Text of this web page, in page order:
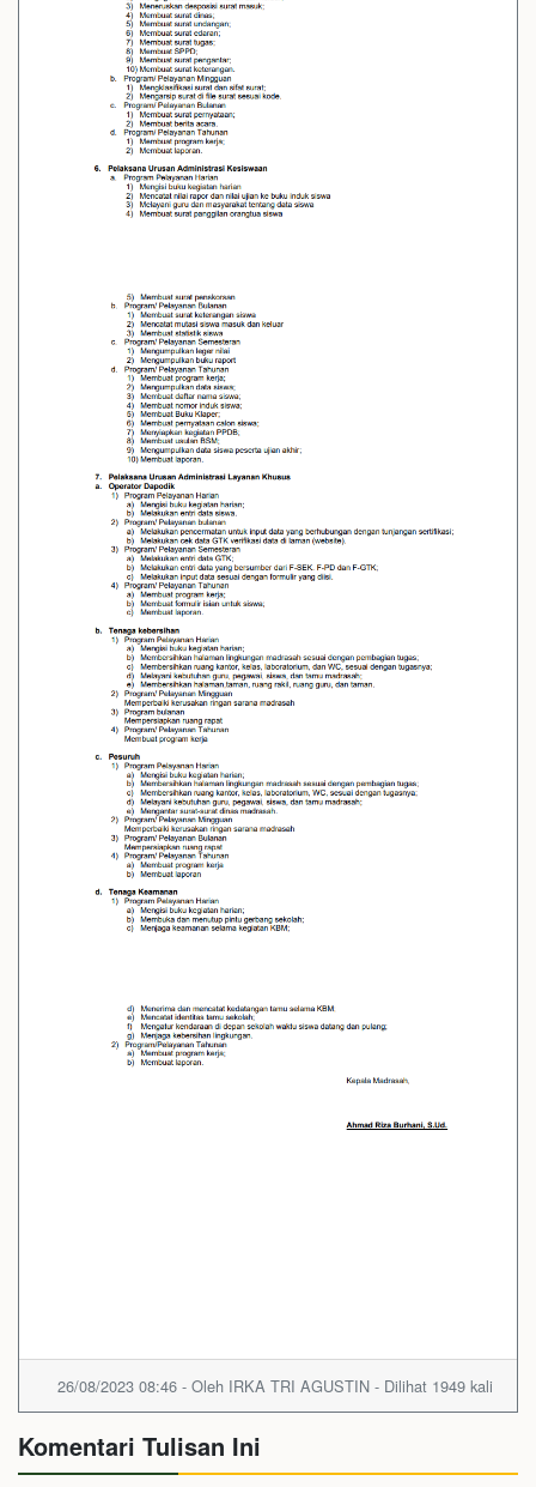
26/08/2023 08:46 - Oleh IRKA TRI AGUSTIN - Dilihat 1949 kali
Komentari Tulisan Ini